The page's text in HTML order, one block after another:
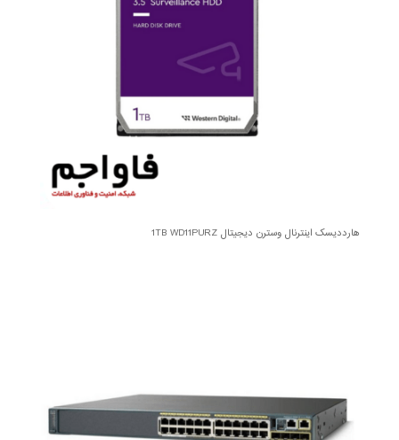
هارددیسک اینترنال وسترن دیجیتال 1TB WD11PURZ